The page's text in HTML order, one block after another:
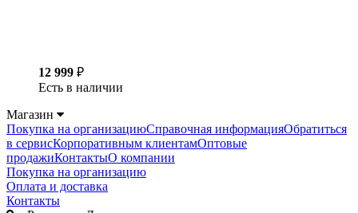
12 999 ₽
Есть в наличии
Магазин
Покупка на организациюСправочная информацияОбратиться
в сервисКорпоративным клиентамОптовые
продажиКонтактыО компании
Покупка на организацию
Оплата и доставка
Контакты